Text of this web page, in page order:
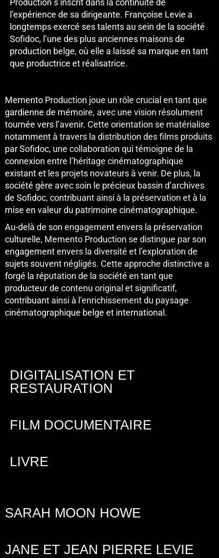
l’expérience de sa dirigeante. Françoise Levie a
longtemps exercé ses talents au sein de la société
Sofidoc, l’une des plus anciennes maisons de
production belge, où elle a laissé sa marque en tant
que productrice et réalisatrice.
Memento Production joue un rôle crucial en tant que
gardienne de mémoire, avec une vision résolument
tournée vers l’avenir. Cette orientation se matérialise
notamment à travers la distribution des films produits
par Sofidoc, une collaboration qui témoigne de la
connexion entre l’héritage cinématographique
existant et les projets novateurs à venir. De plus, la
société gère avec soin le précieux bassin d’archives
de Sofidoc, contribuant ainsi à la préservation et à la
mise en valeur du patrimoine cinématographique.
Au-delà de son engagement envers la préservation
culturelle, Memento Production se distingue par son
engagement envers la diversité et l’exploration de
sujets souvent négligés. Cette approche distinctive a
forgé la réputation de la société en tant que
producteur de contenu original et significatif,
contribuant ainsi à l’enrichissement du paysage
cinématographique belge et international.
DIGITALISATION ET
RESTAURATION
FILM DOCUMENTAIRE
LIVRE
SARAH MOON HOWE
JANE ET JEAN PIERRE LEVIE